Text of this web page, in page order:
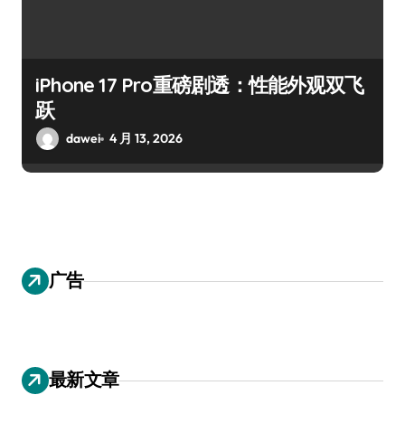
iPhone 17 Pro重磅剧透：性能外观双飞
跃
dawei 4 月 13, 2026
广告
最新文章